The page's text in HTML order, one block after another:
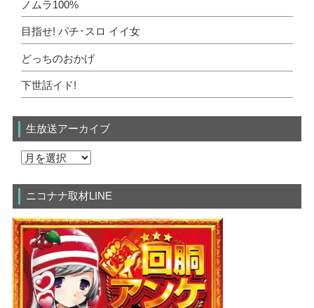
ノムラ100%
目指せ! パチ･スロ イイ女
どっちのおかげ
下世話イド!
生放送アーカイブ
ニコナナ取材LINE